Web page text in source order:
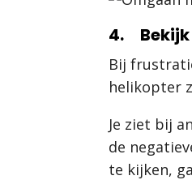
4. Bekijk
Bij
helikopter
Je ziet bij
de
te kijken,